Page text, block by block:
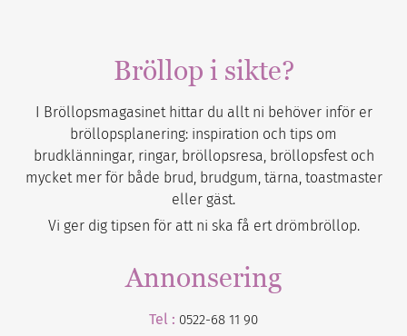
Bröllop i sikte?
I Bröllopsmagasinet hittar du allt ni behöver inför er
bröllopsplanering: inspiration och tips om
brudklänningar, ringar, bröllopsresa, bröllopsfest och
mycket mer för både brud, brudgum, tärna, toastmaster
eller gäst.
Vi ger dig tipsen för att ni ska få ert drömbröllop.
Annonsering
Tel : 0522-68 11 90